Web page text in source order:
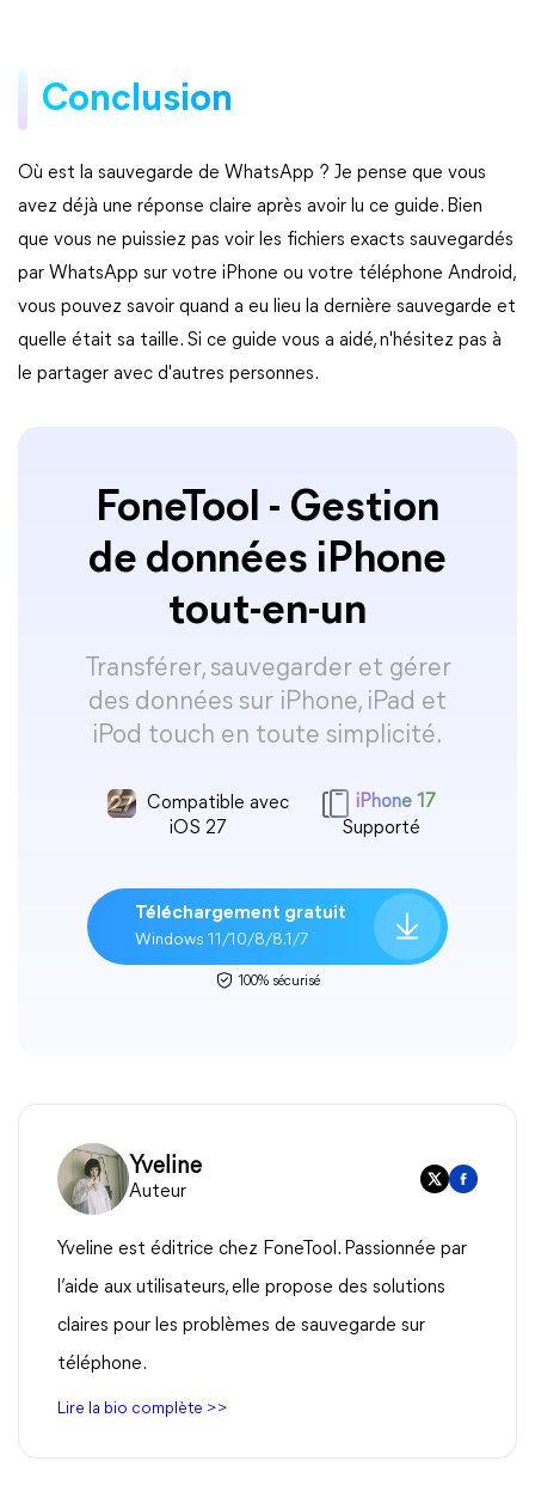
Conclusion
Où est la sauvegarde de WhatsApp ? Je pense que vous
avez déjà une réponse claire après avoir lu ce guide. Bien
que vous ne puissiez pas voir les fichiers exacts sauvegardés
par WhatsApp sur votre iPhone ou votre téléphone Android,
vous pouvez savoir quand a eu lieu la dernière sauvegarde et
quelle était sa taille. Si ce guide vous a aidé, n'hésitez pas à
le partager avec d'autres personnes.
FoneTool - Gestion
de données iPhone
tout-en-un
Transférer, sauvegarder et gérer
des données sur iPhone, iPad et
iPod touch en toute simplicité.
Compatible avec
iOS 27
iPhone 17
Supporté
Téléchargement gratuit
Windows 11/10/8/8.1/7
100% sécurisé
Yveline
Auteur
Yveline est éditrice chez FoneTool. Passionnée par
l’aide aux utilisateurs, elle propose des solutions
claires pour les problèmes de sauvegarde sur
téléphone.
Lire la bio complète >>